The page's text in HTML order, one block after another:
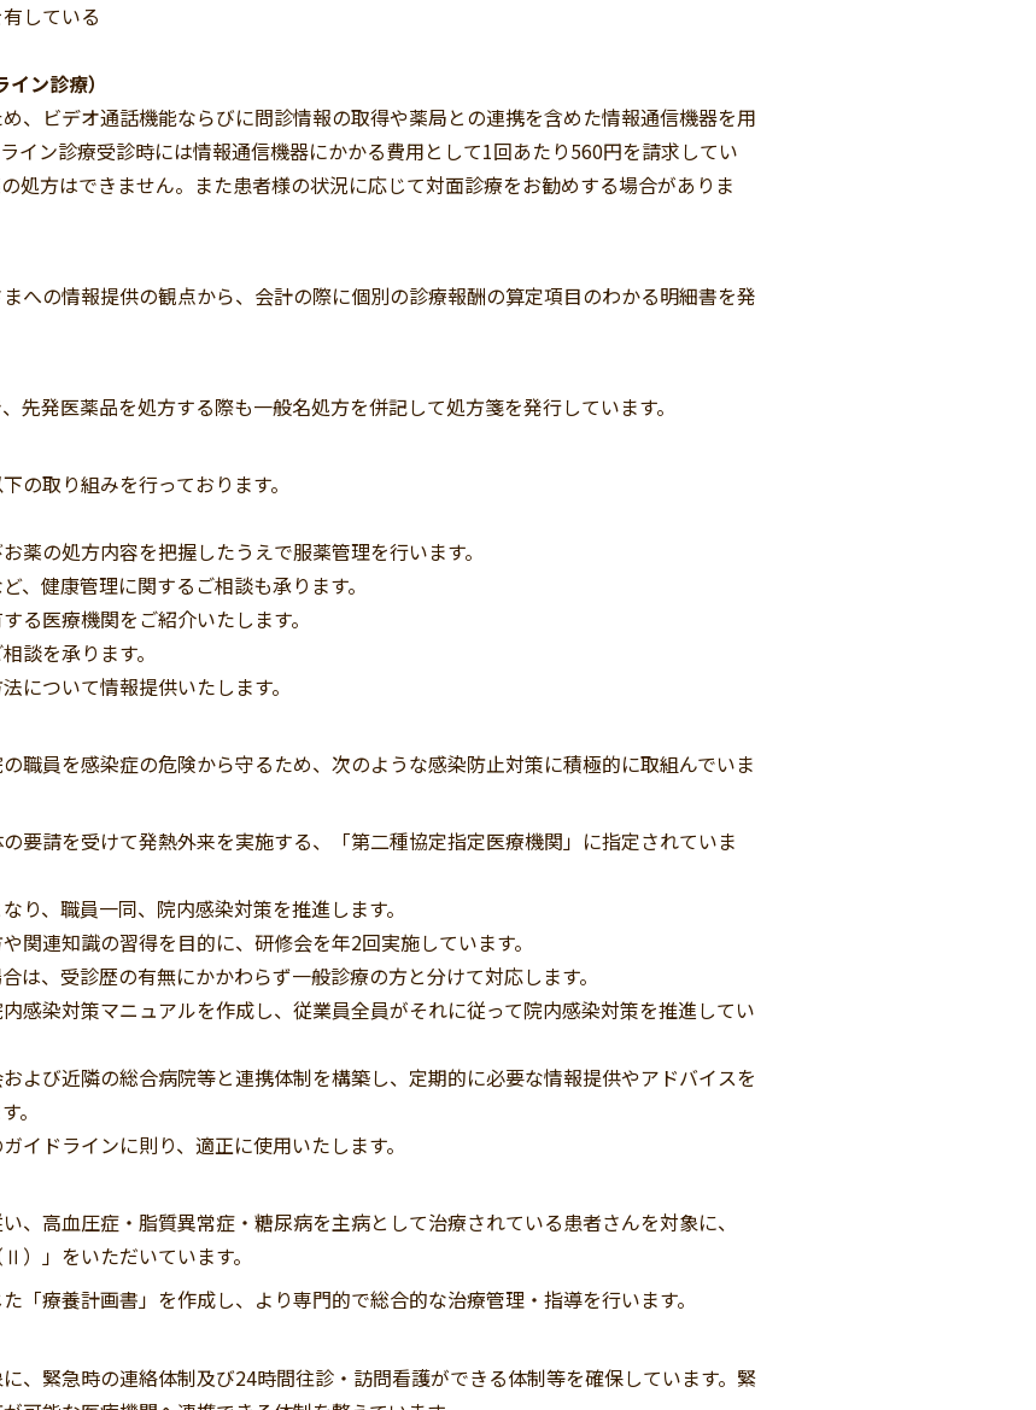
している
ン診療）
、ビデオ通話機能ならびに問診情報の取得や薬局との連携を含めた情報通信機器を用
イン診療受診時には情報通信機器にかかる費用として1回あたり560円を請求してい
処方はできません。また患者様の状況に応じて対面診療をお勧めする場合がありま
への情報提供の観点から、会計の際に個別の診療報酬の算定項目のわかる明細書を発
先発医薬品を処方する際も一般名処方を併記して処方箋を発行しています。
の取り組みを行っております。
薬の処方内容を把握したうえで服薬管理を行います。
、健康管理に関するご相談も承ります。
る医療機関をご紹介いたします。
談を承ります。
について情報提供いたします。
職員を感染症の危険から守るため、次のような感染防止対策に積極的に取組んでいま
要請を受けて発熱外来を実施する、「第二種協定指定医療機関」に指定されていま
り、職員一同、院内感染対策を推進します。
関連知識の習得を目的に、研修会を年2回実施しています。
は、受診歴の有無にかかわらず一般診療の方と分けて対応します。
感染対策マニュアルを作成し、従業員全員がそれに従って院内感染対策を推進してい
よび近隣の総合病院等と連携体制を構築し、定期的に必要な情報提供やアドバイスを
。
イドラインに則り、適正に使用いたします。
、高血圧症・脂質異常症・糖尿病を主病として治療されている患者さんを対象に、
）」をいただいています。
「療養計画書」を作成し、より専門的で総合的な治療管理・指導を行います。
、緊急時の連絡体制及び24時間往診・訪問看護ができる体制等を確保しています。緊